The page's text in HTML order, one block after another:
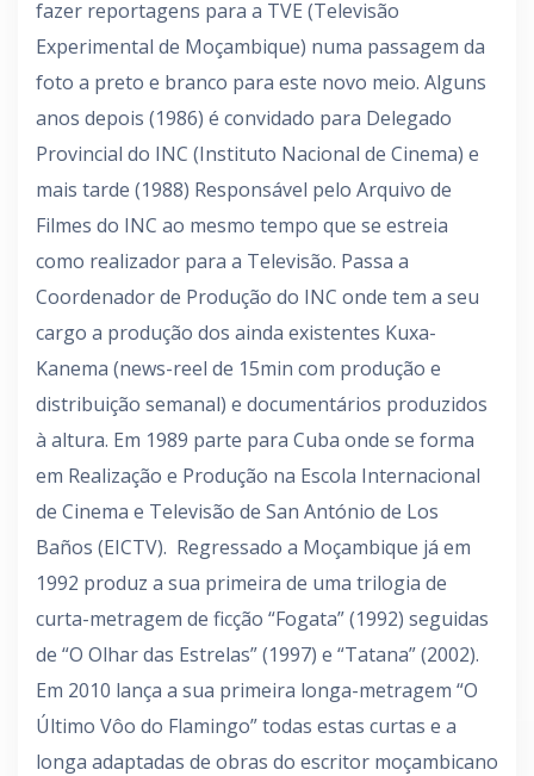
fazer reportagens para a TVE (Televisão
Experimental de Moçambique) numa passagem da
foto a preto e branco para este novo meio. Alguns
anos depois (1986) é convidado para Delegado
Provincial do INC (Instituto Nacional de Cinema) e
mais tarde (1988) Responsável pelo Arquivo de
Filmes do INC ao mesmo tempo que se estreia
como realizador para a Televisão. Passa a
Coordenador de Produção do INC onde tem a seu
cargo a produção dos ainda existentes Kuxa-
Kanema (news-reel de 15min com produção e
distribuição semanal) e documentários produzidos
à altura. Em 1989 parte para Cuba onde se forma
em Realização e Produção na Escola Internacional
de Cinema e Televisão de San António de Los
Baños (EICTV). Regressado a Moçambique já em
1992 produz a sua primeira de uma trilogia de
curta-metragem de ficção “Fogata” (1992) seguidas
de “O Olhar das Estrelas” (1997) e “Tatana” (2002).
Em 2010 lança a sua primeira longa-metragem “O
Último Vôo do Flamingo” todas estas curtas e a
longa adaptadas de obras do escritor moçambicano